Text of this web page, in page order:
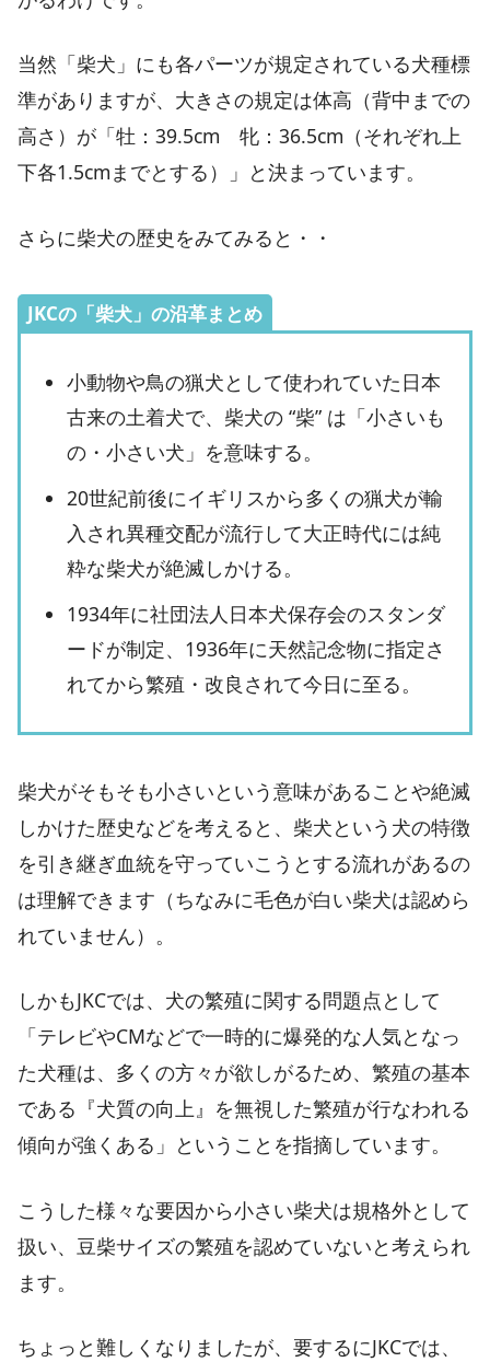
当然「柴犬」にも各パーツが規定されている犬種標
準がありますが、大きさの規定は体高（背中までの
高さ）が「牡：39.5cm 牝：36.5cm（それぞれ上
下各1.5cmまでとする）」と決まっています。
さらに柴犬の歴史をみてみると・・
JKCの「柴犬」の沿革まとめ
小動物や鳥の猟犬として使われていた日本
古来の土着犬で、柴犬の “柴” は「小さいも
の・小さい犬」を意味する。
20世紀前後にイギリスから多くの猟犬が輸
入され異種交配が流行して大正時代には純
粋な柴犬が絶滅しかける。
1934年に社団法人日本犬保存会のスタンダ
ードが制定、1936年に天然記念物に指定さ
れてから繁殖・改良されて今日に至る。
柴犬がそもそも小さいという意味があることや絶滅
しかけた歴史などを考えると、柴犬という犬の特徴
を引き継ぎ血統を守っていこうとする流れがあるの
は理解できます（ちなみに毛色が白い柴犬は認めら
れていません）。
しかもJKCでは、犬の繁殖に関する問題点として
「テレビやCMなどで一時的に爆発的な人気となっ
た犬種は、多くの方々が欲しがるため、繁殖の基本
である『犬質の向上』を無視した繁殖が行なわれる
傾向が強くある」ということを指摘しています。
こうした様々な要因から小さい柴犬は規格外として
扱い、豆柴サイズの繁殖を認めていないと考えられ
ます。
ちょっと難しくなりましたが、要するにJKCでは、